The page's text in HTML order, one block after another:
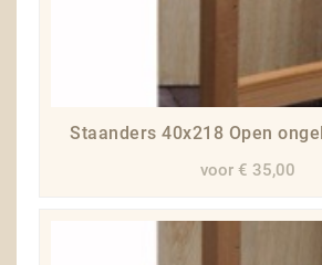
Staanders 40x218 Open
voor € 35,00